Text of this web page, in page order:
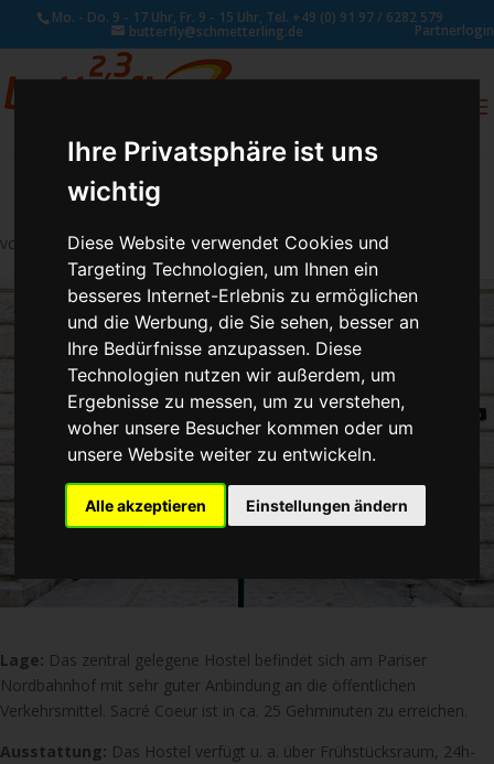
Ihre Privatsphäre ist uns
wichtig
Diese Website verwendet Cookies und
Targeting Technologien, um Ihnen ein
besseres Internet-Erlebnis zu ermöglichen
und die Werbung, die Sie sehen, besser an
Ihre Bedürfnisse anzupassen. Diese
Technologien nutzen wir außerdem, um
Ergebnisse zu messen, um zu verstehen,
woher unsere Besucher kommen oder um
unsere Website weiter zu entwickeln.
Alle akzeptieren Einstellungen ändern
Mo. - Do. 9 - 17 Uhr, Fr. 9 - 15 Uhr, Tel. +49 (0) 91 97 / 6282 579
butterfly@schmetterling.de Partnerlogin
von Susan Naumann|Nov. 7, 2018
Lage: Das zentral gelegene Hostel befindet sich am Pariser
Nordbahnhof mit sehr guter Anbindung an die öffentlichen
Verkehrsmittel. Sacré Coeur ist in ca. 25 Gehminuten zu erreichen.
Ausstattung: Das Hostel verfügt u. a. über Frühstücksraum, 24h-